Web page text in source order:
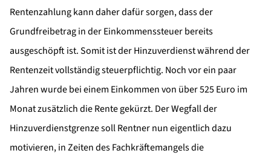
Rentenzahlung kann daher dafür sorgen, dass der
Grundfreibetrag in der Einkommenssteuer bereits
ausgeschöpft ist. Somit ist der Hinzuverdienst während der
Rentenzeit vollständig steuerpflichtig. Noch vor ein paar
Jahren wurde bei einem Einkommen von über 525 Euro im
Monat zusätzlich die Rente gekürzt. Der Wegfall der
Hinzuverdienstgrenze soll Rentner nun eigentlich dazu
motivieren, in Zeiten des Fachkräftemangels die